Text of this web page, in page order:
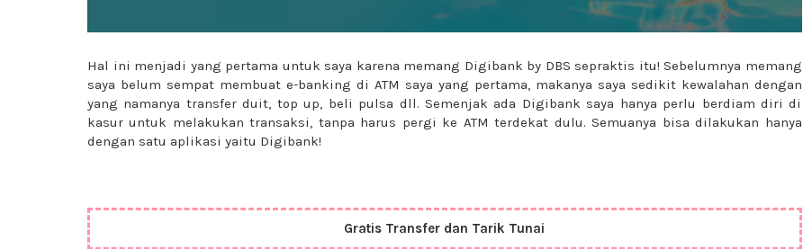
Hal ini menjadi yang pertama untuk saya karena memang Digibank by DBS sepraktis itu! Sebelumnya memang
saya belum sempat membuat e-banking di ATM saya yang pertama, makanya saya sedikit kewalahan dengan
yang namanya transfer duit, top up, beli pulsa dll. Semenjak ada Digibank saya hanya perlu berdiam diri di
kasur untuk melakukan transaksi, tanpa harus pergi ke ATM terdekat dulu. Semuanya bisa dilakukan hanya
dengan satu aplikasi yaitu Digibank!
Gratis Transfer dan Tarik Tunai